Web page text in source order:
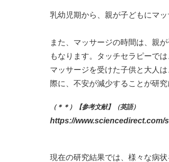
乳幼児期から、親が子どもにマ
また、マッサージの時間は、親
もなります。タッチセラピーで
マッサージを受けた子供と大人
際に、不安が減少することが研
（＊＊）【参考文献】（英語）
https://www.sciencedirect.com/
現在の研究結果では、様々な病